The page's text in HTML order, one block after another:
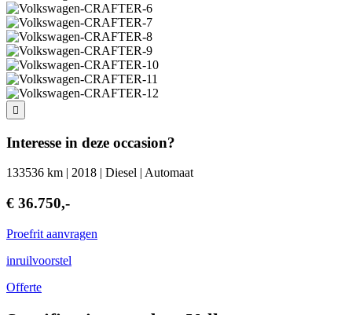
Interesse in deze occasion?
133536 km | 2018 | Diesel | Automaat
€ 36.750,-
Proefrit aanvragen
inruilvoorstel
Offerte